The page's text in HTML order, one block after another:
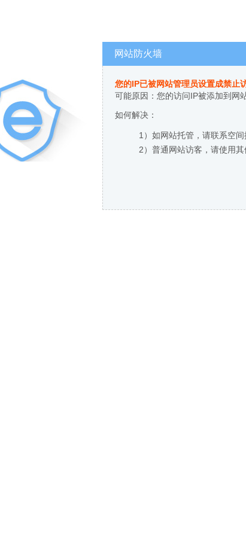
网站防火墙
您的IP已被网站管理员设置成禁止
可能原因：您的访问IP被添加到网
如何解决：
1）如网站托管，请联系空间
2）普通网站访客，请使用